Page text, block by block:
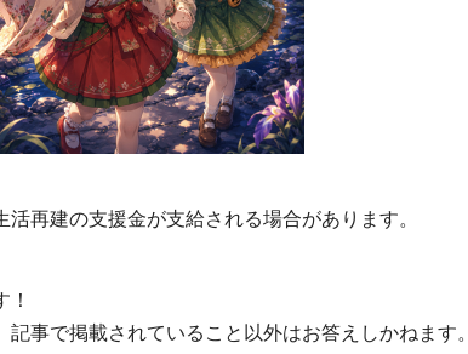
再建の支援金が支給される場合があります。
事で掲載されていること以外はお答えしかねます。